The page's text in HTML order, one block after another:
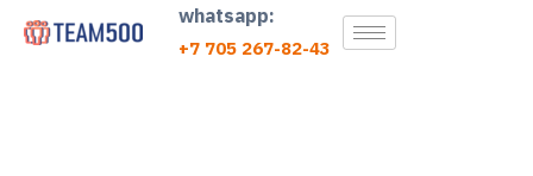
whatsapp:
+7 705 267-82-43